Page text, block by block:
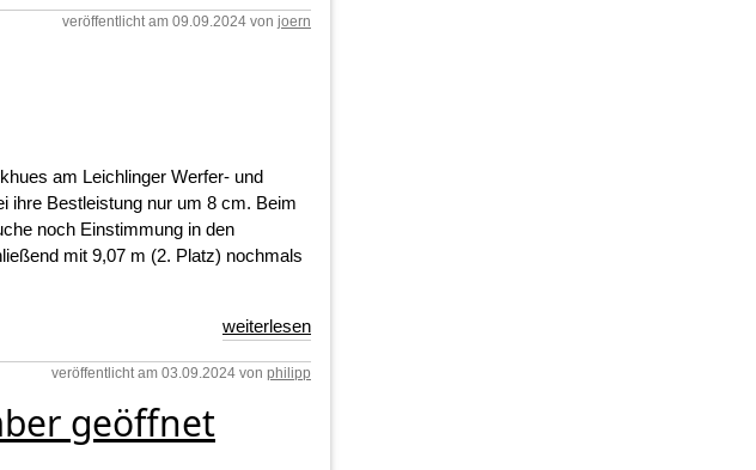
veröffentlicht am 09.09.2024 von joern
am Leichlinger Werfer- und
ihre Bestleistung nur um 8 cm. Beim
noch Einstimmung in den
mit 9,07 m (2. Platz) nochmals
weiterlesen
veröffentlicht am 03.09.2024 von philipp
geöffnet